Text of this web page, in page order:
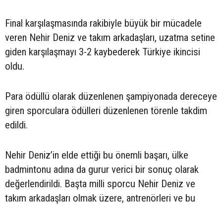
Final karşılaşmasında rakibiyle büyük bir mücadele
veren Nehir Deniz ve takım arkadaşları, uzatma setine
giden karşılaşmayı 3-2 kaybederek Türkiye ikincisi
oldu.
Para ödüllü olarak düzenlenen şampiyonada dereceye
giren sporculara ödülleri düzenlenen törenle takdim
edildi.
Nehir Deniz’in elde ettiği bu önemli başarı, ülke
badmintonu adına da gurur verici bir sonuç olarak
değerlendirildi. Başta milli sporcu Nehir Deniz ve
takım arkadaşları olmak üzere, antrenörleri ve bu